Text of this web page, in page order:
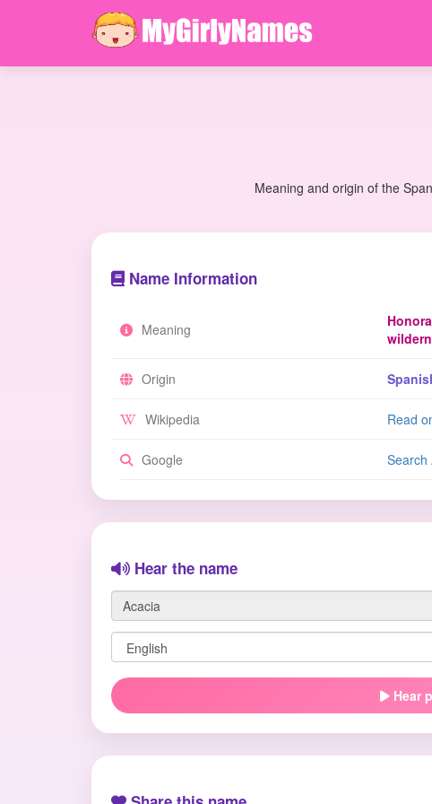
Meaning and origin of the
Name Information
Meaning
Origin
Wikipedia Read
Google Search
Hear the name
Hear